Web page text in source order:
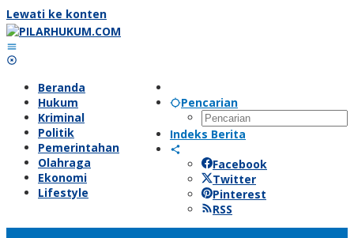
Lewati ke konten
Pencarian
Indeks Berita
Facebook
Twitter
Pinterest
RSS
Beranda
Hukum
Kriminal
Politik
Pemerintahan
Olahraga
Ekonomi
Lifestyle